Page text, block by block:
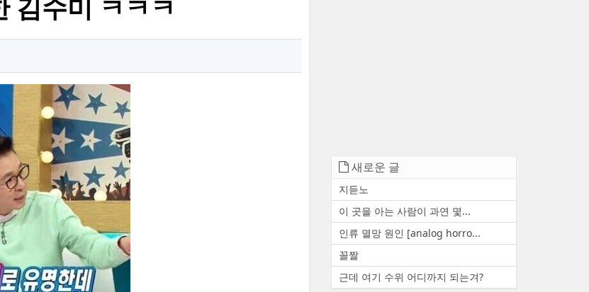
김수미 ㅋㅋㅋ
새로운 글
지듣노
이 곳을 아는 사람이 과연 몇...
인류 멸망 원인 [analog horro...
꼴짤
근데 여기 수위 어디까지 되는겨?